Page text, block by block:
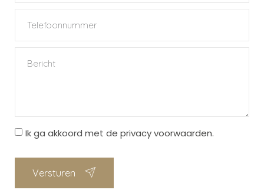
Ik ga akkoord met de privacy voorwaarden.
Versturen